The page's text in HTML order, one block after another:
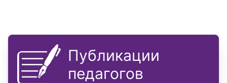
Публикации
педагогов